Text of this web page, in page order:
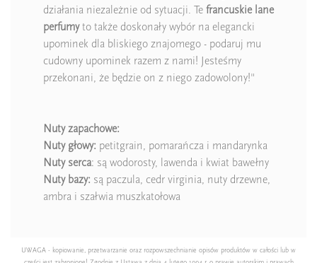
działania niezależnie od sytuacji. Te francuskie lane
perfumyto także doskonały wybór na elegancki
upominek dla bliskiego znajomego - podaruj mu
cudowny upominek razem z nami! Jesteśmy
przekonani, że będzie on z niego zadowolony!"
Nuty zapachowe:
Nuty głowy: petitgrain, pomarańcza i mandarynka
Nuty serca: są wodorosty, lawenda i kwiat bawełny
Nuty bazy: są paczula, cedr virginia, nuty drzewne,
ambra i szałwia muszkatołowa
UWAGA - kopiowanie, przetwarzanie oraz rozpowszechnianie opisów produktów w całości lub w